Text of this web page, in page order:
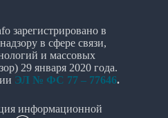
зарегистрировано в
в сфере связи,
и массовых
29 января 2020 года.
ЭЛ № ФС 77 – 77646.
информационной